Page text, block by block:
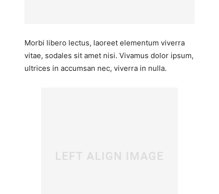
Morbi libero lectus, laoreet elementum viverra
vitae, sodales sit amet nisi. Vivamus dolor ipsum,
ultrices in accumsan nec, viverra in nulla.